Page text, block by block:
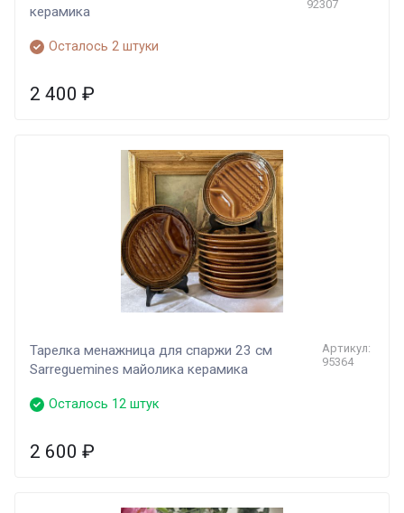
керамика
92307
Осталось 2 штуки
2 400 ₽
Тарелка менажница для спаржи 23 см
Sarreguemines майолика керамика
Артикул:
95364
Осталось 12 штук
2 600 ₽